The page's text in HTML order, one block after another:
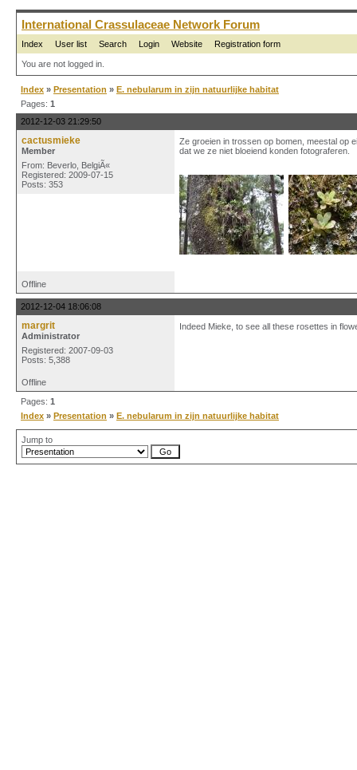
International Crassulaceae Network Forum
Index User list Search Login Website Registration form
You are not logged in.
Index » Presentation » E. nebularum in zijn natuurlijke habitat
Pages: 1
2012-12-03 21:29:50
cactusmieke
Member
From: Beverlo, BelgiÃ«
Registered: 2009-07-15
Posts: 353
Ze groeien in trossen op bomen, meestal op
dat we ze niet bloeiend konden fotograferen.
Offline
2012-12-04 18:06:08
margrit
Administrator
Registered: 2007-09-03
Posts: 5,388
Indeed Mieke, to see all these rosettes in
Offline
Pages: 1
Index » Presentation » E. nebularum in zijn natuurlijke habitat
Jump to